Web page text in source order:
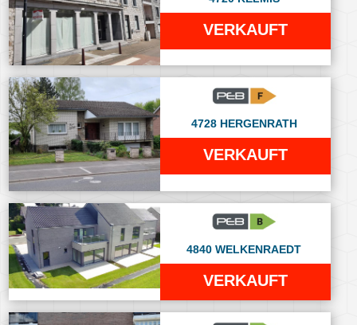
VERKAUFT
4728 HERGENRATH
VERKAUFT
4840 WELKENRAEDT
VERKAUFT